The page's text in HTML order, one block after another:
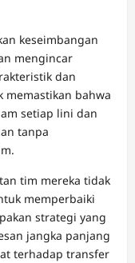
keseimbangan
mengincar
dan
memastikan bahwa
setiap lini dan
tanpa
tim mereka tidak
memperbaiki
strategi yang
jangka panjang
terhadap transfer